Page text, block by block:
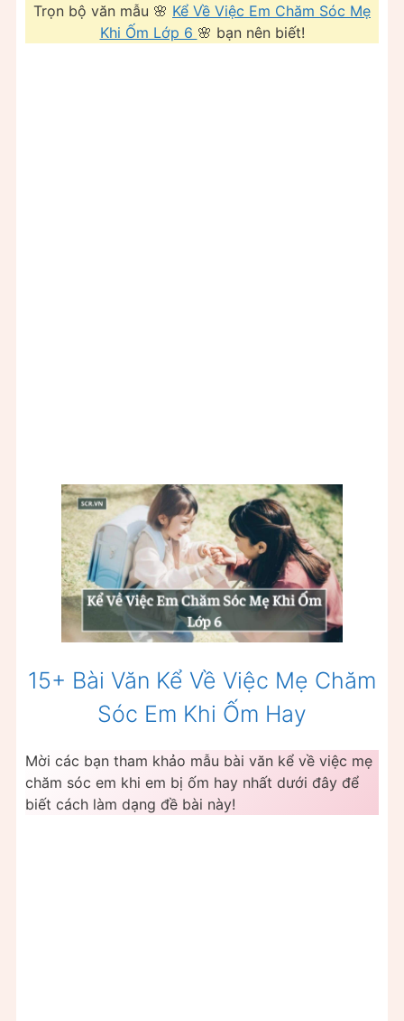
Trọn bộ văn mẫu 🌸 Kể Về Việc Em Chăm Sóc Mẹ
Khi Ốm Lớp 6 🌸 bạn nên biết!
15+ Bài Văn Kể Về Việc Mẹ Chăm
Sóc Em Khi Ốm Hay
Mời các bạn tham khảo mẫu bài văn kể về việc mẹ
chăm sóc em khi em bị ốm hay nhất dưới đây để
biết cách làm dạng đề bài này!